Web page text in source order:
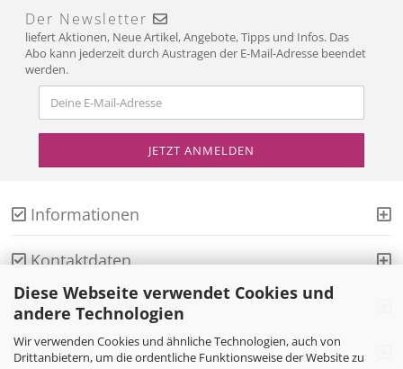
Diese Webseite verwendet Cookies und
andere Technologien
Wir verwenden Cookies und ähnliche Technologien, auch von
Drittanbietern, um die ordentliche Funktionsweise der Website zu
Der Newsletter
liefert Aktionen, Neue Artikel, Angebote, Tipps und Infos. Das
Abo kann jederzeit durch Austragen der E-Mail-Adresse beendet
werden.
Informationen
Kontaktdaten
Zahlungsmethoden
Versand